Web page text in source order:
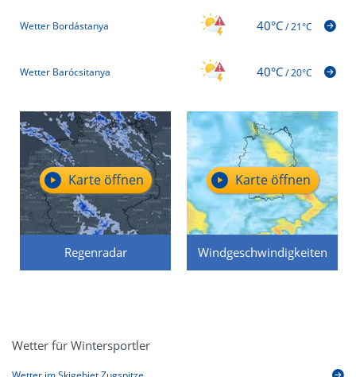
Wetter Bordástanya 40°C/21°C
Wetter Barócsitanya 40°C/20°C
Regenradar
Karte öffnen
Windgeschwindigkeiten
Karte öffnen
Wetter für Wintersportler